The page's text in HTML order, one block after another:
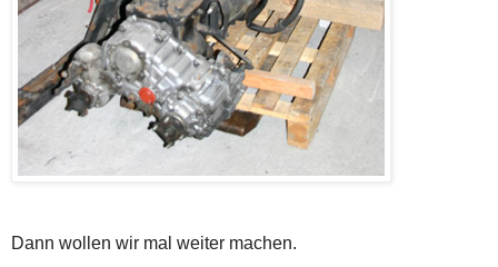
Dann wollen wir mal weiter machen.